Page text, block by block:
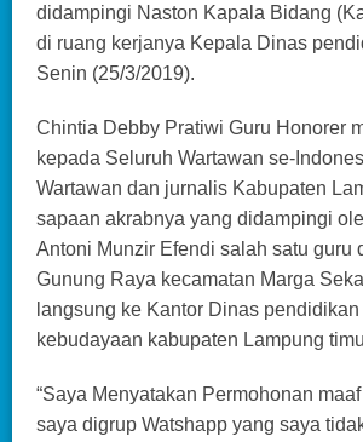
didampingi Naston Kapala Bidang
di ruang kerjanya Kepala Dinas
Senin (25/3/2019).
Chintia Debby Pratiwi Guru Honorer
kepada Seluruh Wartawan se-
Wartawan dan jurnalis Kabupaten
sapaan akrabnya yang didampingi
Antoni Munzir Efendi salah satu guru
Gunung Raya kecamatan Marga
langsung ke Kantor Dinas pendidikan
kebudayaan kabupaten Lampung
“Saya Menyatakan Permohonan
saya digrup Watshapp yang saya